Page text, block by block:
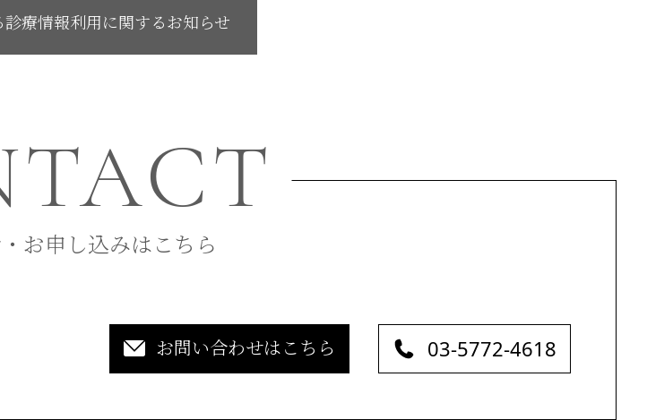
療情報利用に関するお知らせ
お申し込みはこちら
お問い合わせはこちら 03-5772-4618